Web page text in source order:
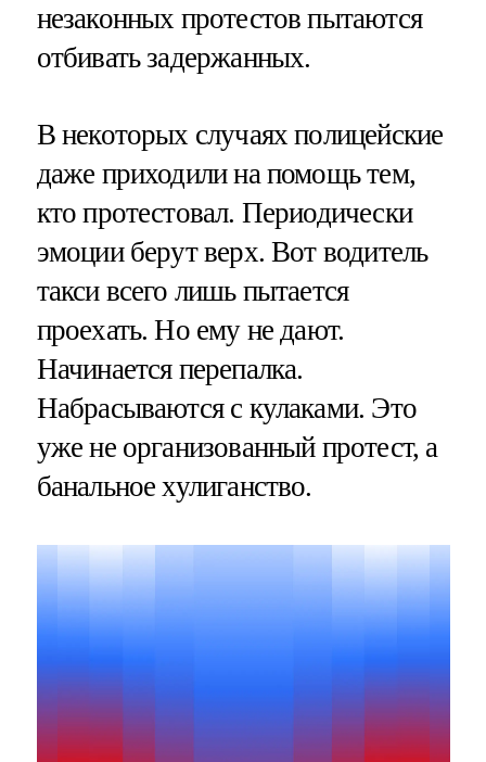
незаконных протестов пытаются
отбивать задержанных.
В некоторых случаях полицейские
даже приходили на помощь тем,
кто протестовал. Периодически
эмоции берут верх. Вот водитель
такси всего лишь пытается
проехать. Но ему не дают.
Начинается перепалка.
Набрасываются с кулаками. Это
уже не организованный протест, а
банальное хулиганство.